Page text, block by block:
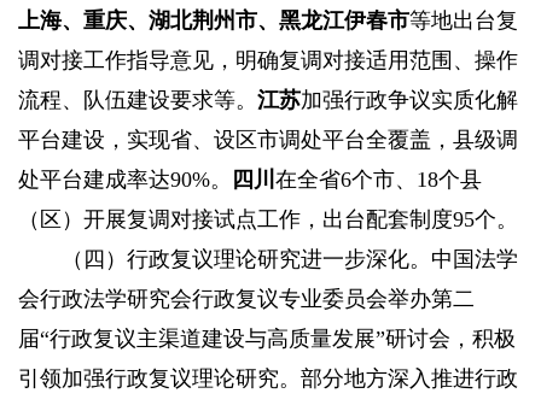
上海、重庆、湖北荆州市、黑龙江伊春市等地出台复
调对接工作指导意见，明确复调对接适用范围、操作
流程、队伍建设要求等。 江苏加强行政争议实质化解
平台建设，实现省、设区市调处平台全覆盖，县级调
处平台建成率达90%。
四川 在全省6个市、18个县
（区）开展复调对接试点工作，出台配套制度95个。
（四）行政复议理论研究进一步深化。 中国法学
会行政法学研究会行政复议专业委员会举办第二
届“行政复议主渠道建设与高质量发展”研讨会，积极
引领加强行政复议理论研究。部分地方深入推进行政